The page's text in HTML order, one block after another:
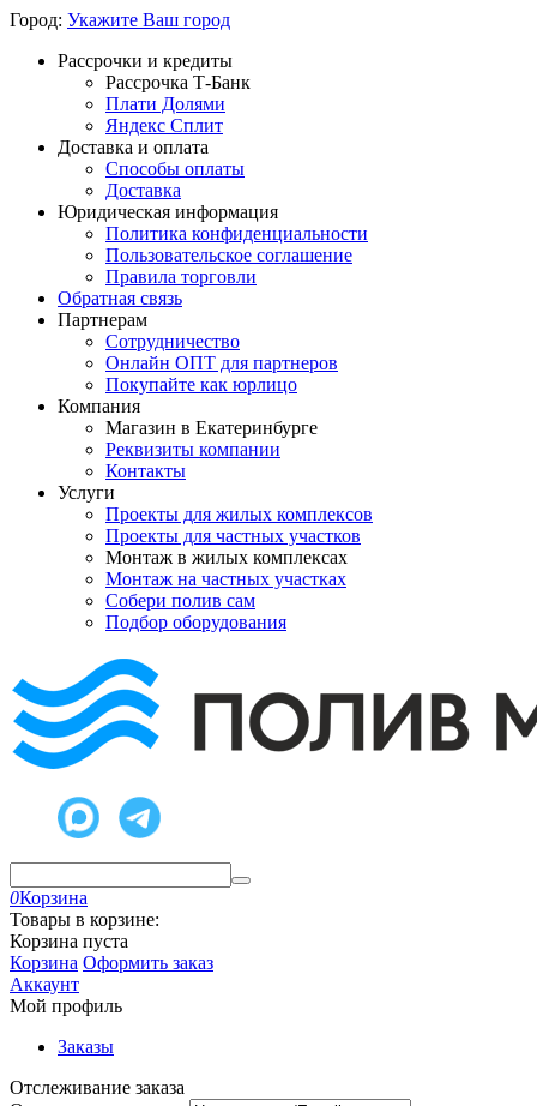
Город: Укажите Ваш город
Рассрочки и кредиты
Рассрочка Т-Банк
Плати Долями
Яндекс Сплит
Доставка и оплата
Способы оплаты
Доставка
Юридическая информация
Политика конфиденциальности
Пользовательское соглашение
Правила торговли
Обратная связь
Партнерам
Сотрудничество
Онлайн ОПТ для партнеров
Покупайте как юрлицо
Компания
Магазин в Екатеринбурге
Реквизиты компании
Контакты
Услуги
Проекты для жилых комплексов
Проекты для частных участков
Монтаж в жилых комплексах
Монтаж на частных участках
Собери полив сам
Подбор оборудования
0Корзина
Товары в корзине:
Корзина пуста
Корзина Оформить заказ
Аккаунт
Мой профиль
Заказы
Отслеживание заказа